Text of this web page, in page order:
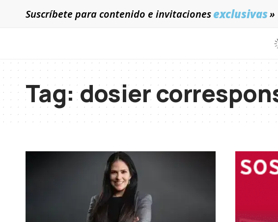
Suscríbete para contenido e invitacionesexclusivas»
Tag:dosier